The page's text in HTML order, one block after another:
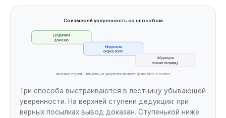
Соизмеряй уверенность со способом
Дедукция
доказано
Индукция
скорее всего
Абдукция
похоже на правду
чем ниже ступень, тем меньше уверенности имеет право быть в голосе
Три способа выстраиваются в лестницу убывающей
уверенности. На верхней ступени дедукция: при
верных посылках вывод доказан. Ступенькой ниже